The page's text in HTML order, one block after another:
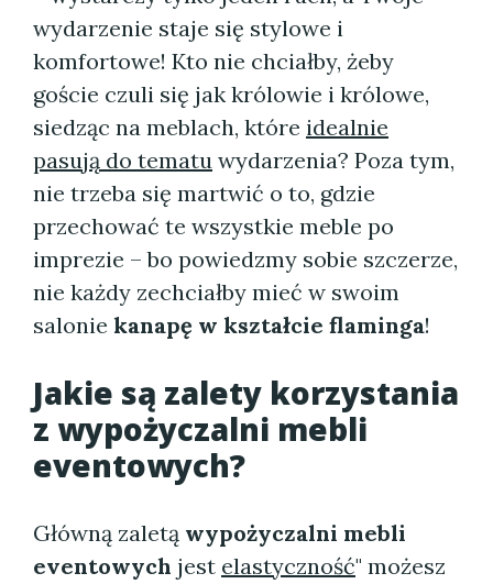
wydarzenie staje się stylowe i
komfortowe! Kto nie chciałby, żeby
goście czuli się jak królowie i królowe,
siedząc na meblach, które idealnie
pasują do tematu wydarzenia? Poza tym,
nie trzeba się martwić o to, gdzie
przechować te wszystkie meble po
imprezie – bo powiedzmy sobie szczerze,
nie każdy zechciałby mieć w swoim
salonie kanapę w kształcie flaminga!
Jakie są zalety korzystania
z wypożyczalni mebli
eventowych?
Główną zaletą wypożyczalni mebli
eventowych jest elastyczność" możesz